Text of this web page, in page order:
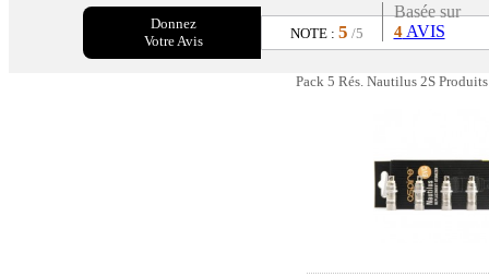
Donnez
Votre Avis
NOTE : 5 /5
Basée sur
4AVIS
Pack 5 Rés. Nautilus 2S